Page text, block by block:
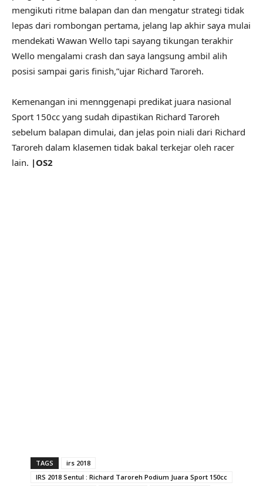
mengikuti ritme balapan dan dan mengatur strategi tidak
lepas dari rombongan pertama, jelang lap akhir saya mulai
mendekati Wawan Wello tapi sayang tikungan terakhir
Wello mengalami crash dan saya langsung ambil alih
posisi sampai garis finish,”ujar Richard Taroreh.
Kemenangan ini mennggenapi predikat juara nasional
Sport 150cc yang sudah dipastikan Richard Taroreh
sebelum balapan dimulai, dan jelas poin niali dari Richard
Taroreh dalam klasemen tidak bakal terkejar oleh racer
lain. |OS2
TAGS
irs 2018
IRS 2018 Sentul : Richard Taroreh Podium Juara Sport 150cc